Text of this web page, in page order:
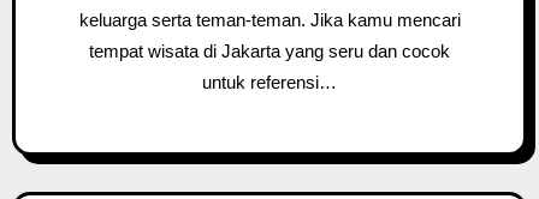
keluarga serta teman-teman. Jika kamu mencari
tempat wisata di Jakarta yang seru dan cocok
untuk referensi…